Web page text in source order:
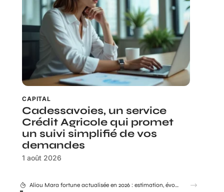
CAPITAL
Cadessavoies, un service
Crédit Agricole qui promet
un suivi simplifié de vos
demandes
1 août 2026
Crédit Agricole Nord Midi pyrénée : tous les services digitaux à portée de main